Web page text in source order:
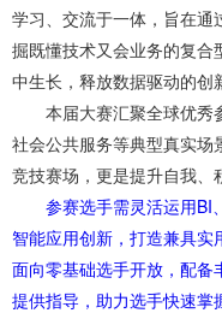
学习、交流于一体，旨在
掘既懂技术又会业务的复
中生长，释放数据驱动的创
本届大赛汇聚全球优秀参
社会公共服务等典型真实场
竞技赛场，更是提升自我、
参赛选手需灵活运用BI
智能应用创新，打造兼具
面向零基础选手开放，配
提供指导，助力选手快速